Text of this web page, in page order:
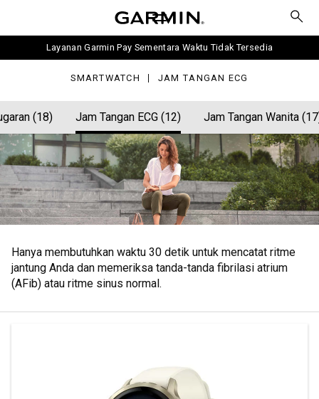
Layanan Garmin Pay Sementara Waktu Tidak Tersedia
SMARTWATCH JAM TANGAN ECG
(18) Jam Tangan ECG (12) Jam Tangan Wanita
Hanya membutuhkan waktu 30 detik untuk mencatat ritme
jantung Anda dan memeriksa tanda-tanda fibrilasi atrium
(AFib) atau ritme sinus normal.